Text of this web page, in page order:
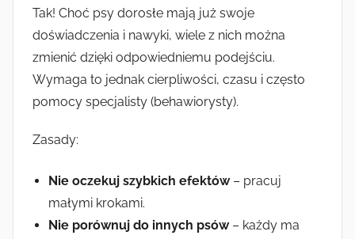
Tak! Choć psy dorosłe mają już swoje
doświadczenia i nawyki, wiele z nich można
zmienić dzięki odpowiedniemu podejściu.
Wymaga to jednak cierpliwości, czasu i często
pomocy specjalisty (behawiorysty).
Zasady:
Nie oczekuj szybkich efektów– pracuj
małymi krokami.
Nie porównuj do innych psów– każdy ma